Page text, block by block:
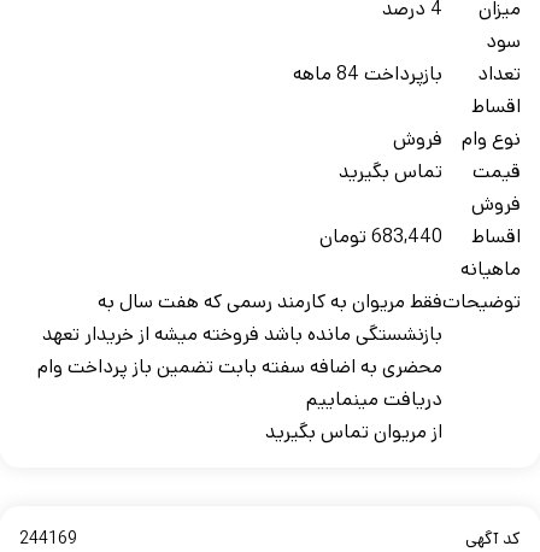
میزان
سود
4 درصد
تعداد
اقساط
بازپرداخت 84 ماهه
نوع وام
فروش
قیمت
فروش
تماس بگیرید
اقساط
ماهیانه
683,440 تومان
توضیحاتفقط مریوان به کارمند رسمی که هفت سال به
بازنشستگی مانده باشد فروخته میشه از خریدار تعهد
محضری به اضافه سفته بابت تضمین باز پرداخت وام
دریافت مینماییم
از مریوان تماس بگیرید
کد آگهی 244169